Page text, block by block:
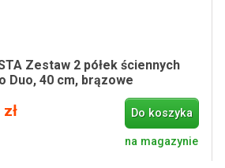
Zestaw 2 półek ściennych
Duo, 40 cm, brązowe
Do koszyka
na magazynie